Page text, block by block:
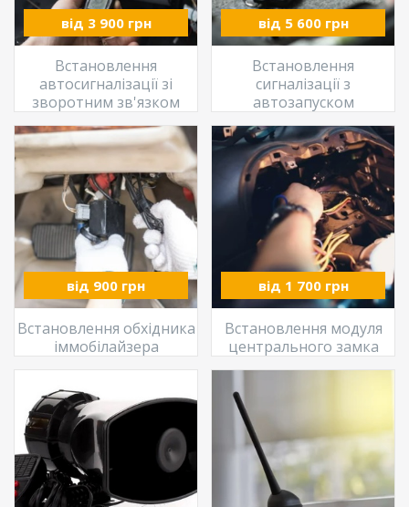
від 3 900 грн
Встановлення
автосигналізації зі
зворотним зв'язком
від 5 600 грн
Встановлення
сигналізації з
автозапуском
від 900 грн
Встановлення обхідника
іммобілайзера
від 1 700 грн
Встановлення модуля
центрального замка